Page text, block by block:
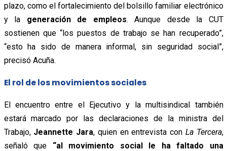
plazo, como el fortalecimiento del bolsillo familiar electrónico
y la generación de empleos. Aunque desde la CUT
sostienen que “los puestos de trabajo se han recuperado”,
“esto ha sido de manera informal, sin seguridad social”,
precisó Acuña.
El rol de los movimientos sociales
El encuentro entre el Ejecutivo y la multisindical también
estará marcado por las declaraciones de la ministra del
Trabajo, Jeannette Jara, quien en entrevista con La Tercera,
señaló que “al movimiento social le ha faltado una